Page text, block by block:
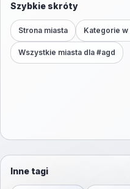
Szybkie skróty
Strona miasta Kategorie w
Wszystkie miasta dla #agd
Inne tagi